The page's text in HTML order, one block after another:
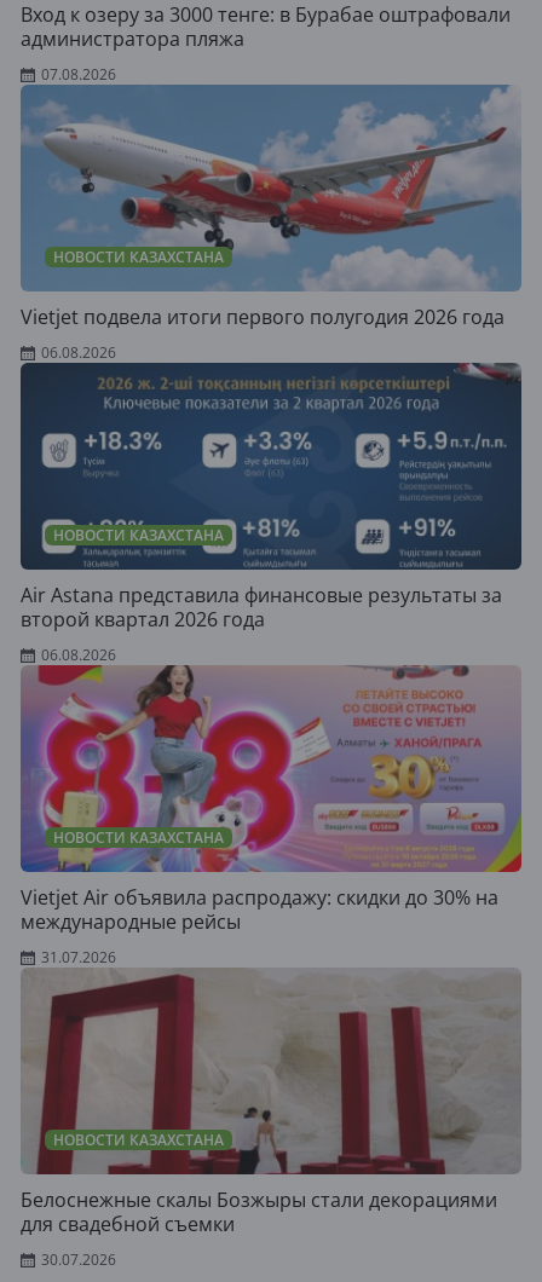
Вход к озеру за 3000 тенге: в Бурабае оштрафовали
администратора пляжа
07.08.2026
НОВОСТИ КАЗАХСТАНА
Vietjet подвела итоги первого полугодия 2026 года
06.08.2026
НОВОСТИ КАЗАХСТАНА
Air Astana представила финансовые результаты за
второй квартал 2026 года
06.08.2026
НОВОСТИ КАЗАХСТАНА
Vietjet Air объявила распродажу: скидки до 30% на
международные рейсы
31.07.2026
НОВОСТИ КАЗАХСТАНА
Белоснежные скалы Бозжыры стали декорациями
для свадебной съемки
30.07.2026